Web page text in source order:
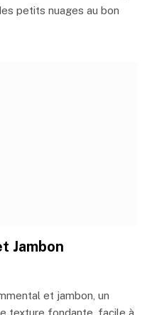
petits nuages au bon
Jambon
et jambon, un
texture fondante, facile à